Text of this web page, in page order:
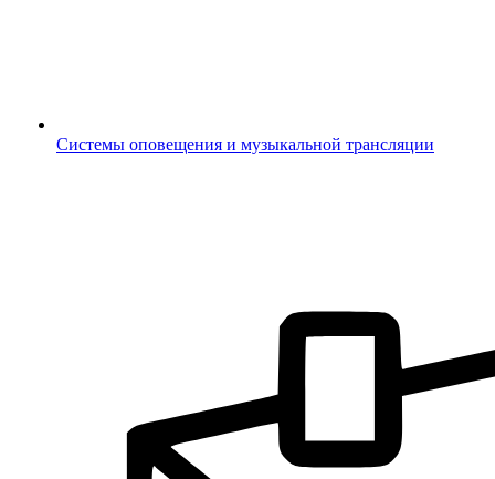
Системы оповещения и музыкальной трансляции